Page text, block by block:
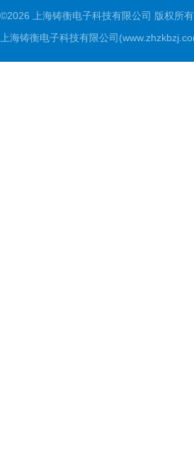
©2026 上海铸衡电子科技有限公司 版权所
上海铸衡电子科技有限公司